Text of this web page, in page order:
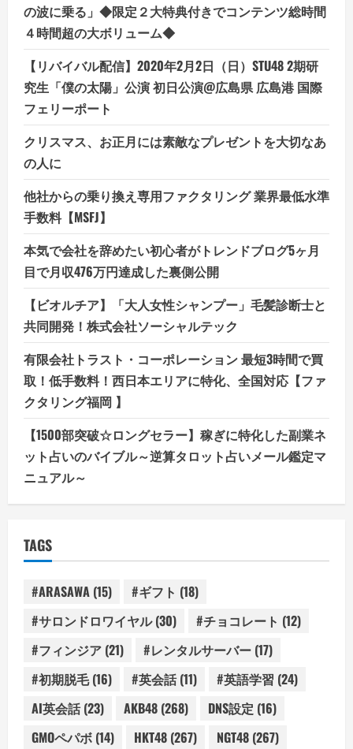
の波に乗る」◆限定２大特典付きでコンテンツ総時間
４時間超の大ボリューム◆
【リバイバル配信】2020年2月2日（日）STU48 2期研
究生「僕の太陽」公演 初日公演@広島県 広島港 国際
フェリーポート
クリスマス、お正月には素敵なプレゼントを大切なあ
の人に
他社からの乗り換え専用ファクタリング 業界最低水準
手数料【MSFJ】
本気で会社を辞めたい初心者がトレンドブログ5ヶ月
目で月収476万円達成した裏側公開
【ビオルチア】「大人女性シャンプー」毛髪診断士と
共同開発！株式会社ソーシャルテック
有限会社トラスト・コーポレーション 最短3時間で買
取！低手数料！西日本エリアに特化、全国対応【ファ
クタリング福岡 】
【1500部突破☆ロングセラー】稼ぎに特化した副業ネ
ット占いのバイブル～逆算タロット占いメール鑑定マ
ニュアル～
TAGS
#ARASAWA (15) #ギフト (18)
#サロンドロワイヤル(30) #チョコレート (12)
#フィンジア (21) #レンタルサーバー (17)
#初期脱毛(16) #英会話(11) #英語学習 (24)
AI英会話(23) AKB48 (268) DNS設定 (16)
GMOペパボ (14) HKT48 (267) NGT48 (267)